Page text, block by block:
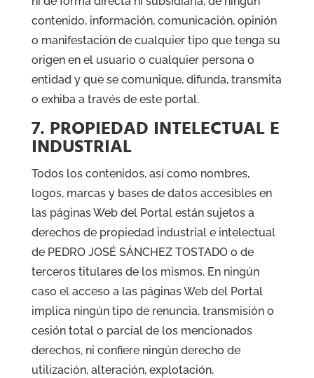
contenido, información, comunicación, opinión
o manifestación de cualquier tipo que tenga su
origen en el usuario o cualquier persona o
entidad y que se comunique, difunda, transmita
o exhiba a través de este portal.
7. PROPIEDAD INTELECTUAL E
INDUSTRIAL
Todos los contenidos, así como nombres,
logos, marcas y bases de datos accesibles en
las páginas Web del Portal están sujetos a
derechos de propiedad industrial e intelectual
de PEDRO JOSÉ SÁNCHEZ TOSTADO o de
terceros titulares de los mismos. En ningún
caso el acceso a las páginas Web del Portal
implica ningún tipo de renuncia, transmisión o
cesión total o parcial de los mencionados
derechos, ni confiere ningún derecho de
utilización, alteración, explotación,